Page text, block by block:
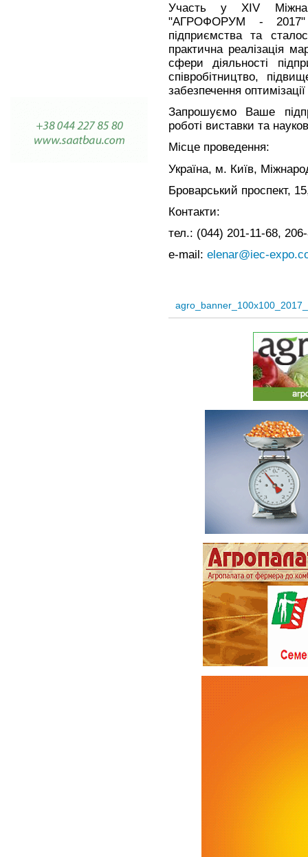
Участь у XIV
"АГРОФОРУМ - 2017"
підприємства та
практична реалізація
сфери діяльності
співробітництво,
забезпечення
Запрошуємо Ваше
роботі виставки та
Місце проведення:
Україна, м. Київ,
Броварський проспект,
Контакти:
тел.: (044) 201-11-68,
e-mail: elenar@iec-